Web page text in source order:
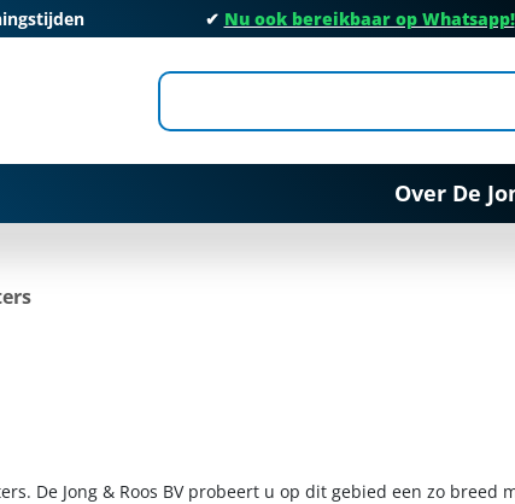
✔ Nu ook bereikbaar op Whatsapp!
Over De
De Jong & Roos BV probeert u op dit gebied een zo breed